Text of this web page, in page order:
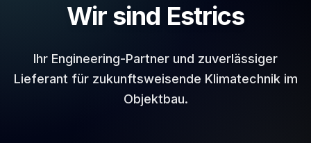
Wir sind Estrics
Ihr Engineering-Partner und zuverlässiger
Lieferant für zukunftsweisende Klimatechnik im
Objektbau.